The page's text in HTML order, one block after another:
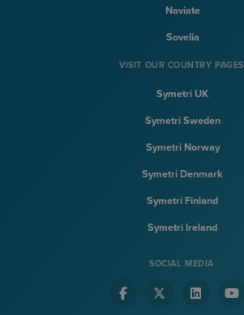
Naviate
Sovelia
VISIT OUR COUNTRY PAGES
Symetri UK
Symetri Sweden
Symetri Norway
Symetri Denmark
Symetri Finland
Symetri Ireland
SOCIAL MEDIA